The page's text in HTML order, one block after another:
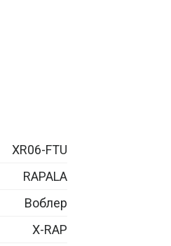
XR06-FTU
RAPALA
Воблер
X-RAP